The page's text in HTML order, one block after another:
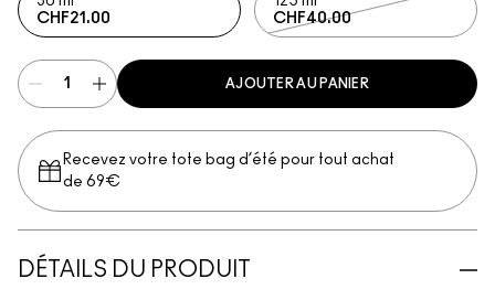
CHF21.00
CHF40.00
AJOUTER AU PANIER
Recevez votre tote bag d’été pour tout achat
de 69€
DÉTAILS DU PRODUIT